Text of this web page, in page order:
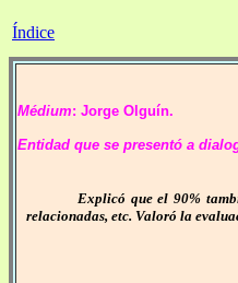
Índice
Médium: Jorge Olguín.
Entidad que se presentó a
Explicó que el 90%
relacionadas, etc. Valoró la